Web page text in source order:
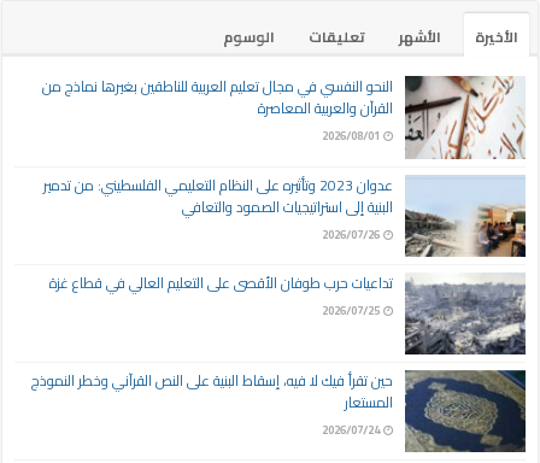
الأخيرة الأشهر تعليقات
الوسوم
النحو النفسي في مجال تعليم العربية للناطقين بغيرها نماذج من
القرآن والعربية المعاصرة
2026/08/01
عدوان 2023 وتأثيره على النظام التعليمي الفلسطيني: من تدمير
البنية إلى استراتيجيات الصمود والتعافي
2026/07/26
تداعيات حرب طوفان الأقصى على التعليم العالي في قطاع غزة
2026/07/25
حين تقرأ فيك لا فيه، إسقاط البنية على النص القرآني وخطر النموذج
المستعار
2026/07/24